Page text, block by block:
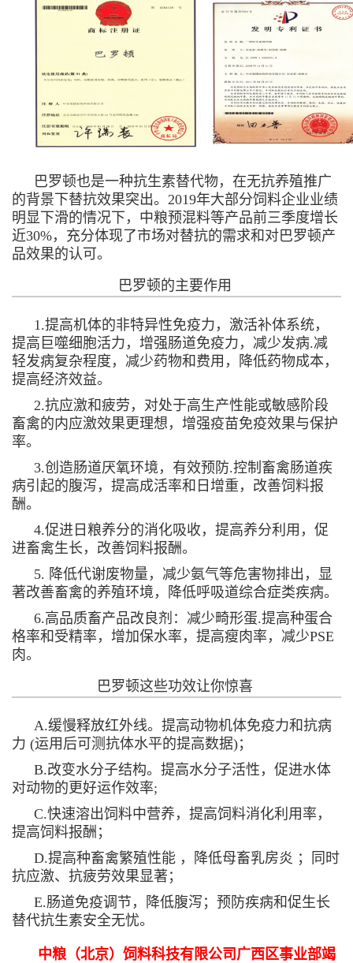
巴罗顿也是一种抗生素替代物，在无抗养殖推广
的背景下替抗效果突出。2019年大部分饲料企业业绩
明显下滑的情况下，中粮预混料等产品前三季度增长
近30%，充分体现了市场对替抗的需求和对巴罗顿产
品效果的认可。
巴罗顿的主要作用
1.提高机体的非特异性免疫力，激活补体系统，
提高巨噬细胞活力，增强肠道免疫力，减少发病.减
轻发病复杂程度，减少药物和费用，降低药物成本，
提高经济效益。
2.抗应激和疲劳，对处于高生产性能或敏感阶段
畜禽的内应激效果更理想，增强疫苗免疫效果与保护
率。
3.创造肠道厌氧环境，有效预防.控制畜禽肠道疾
病引起的腹泻，提高成活率和日增重，改善饲料报
酬。
4.促进日粮养分的消化吸收，提高养分利用，促
进畜禽生长，改善饲料报酬。
5. 降低代谢废物量，减少氨气等危害物排出，显
著改善畜禽的养殖环境，降低呼吸道综合症类疾病。
6.高品质畜产品改良剂：减少畸形蛋.提高种蛋合
格率和受精率，增加保水率，提高瘦肉率，减少PSE
肉。
巴罗顿这些功效让你惊喜
A.缓慢释放红外线。提高动物机体免疫力和抗病
力 (运用后可测抗体水平的提高数据)；
B.改变水分子结构。提高水分子活性，促进水体
对动物的更好运作效率;
C.快速溶出饲料中营养，提高饲料消化利用率，
提高饲料报酬；
D.提高种畜禽繁殖性能 ，降低母畜乳房炎 ；同时
抗应激、抗疲劳效果显著；
E.肠道免疫调节，降低腹泻；预防疾病和促生长
替代抗生素安全无忧。
中粮（北京）饲料科技有限公司广西区事业部竭